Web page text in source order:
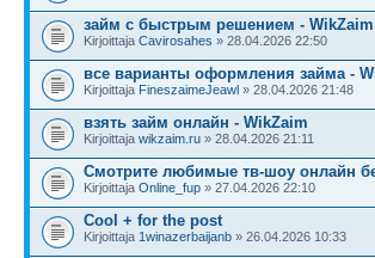
займ с быстрым решением - WikZaim
Kirjoittaja Cavirosahes » 28.04.2026 22:50
все варианты оформления займа -
Kirjoittaja FineszaimeJeawl » 28.04.2026 21:48
взять займ онлайн - WikZaim
Kirjoittaja wikzaim.ru » 28.04.2026 21:11
Смотрите любимые тв-шоу онлайн
Kirjoittaja Online_fup » 27.04.2026 22:10
Cool + for the post
Kirjoittaja 1winazerbaijanb » 26.04.2026 10:33